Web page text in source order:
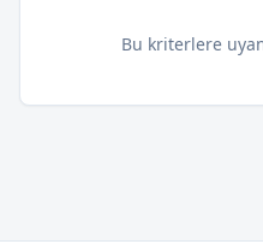
Bu kriterlere